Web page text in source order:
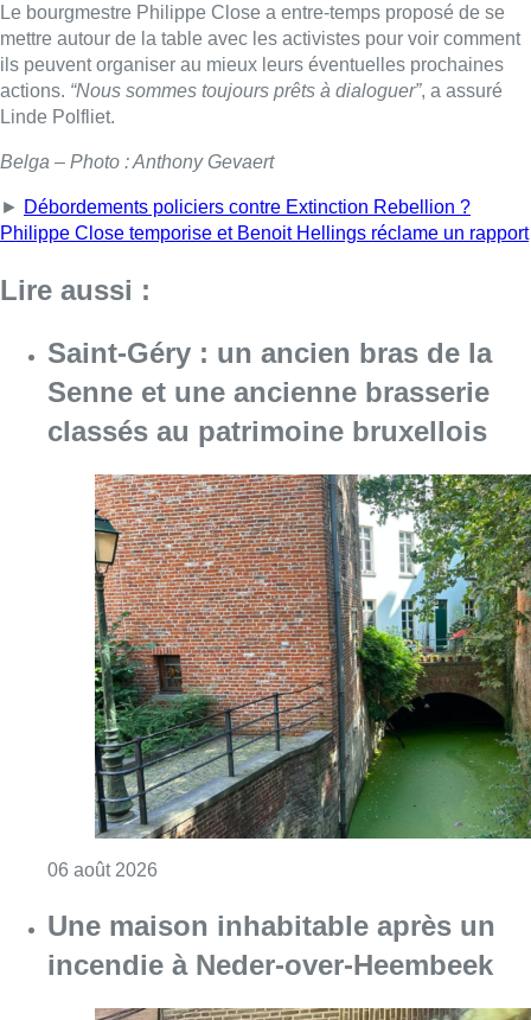
Le bourgmestre Philippe Close a entre-temps proposé de se
mettre autour de la table avec les activistes pour voir comment
ils peuvent organiser au mieux leurs éventuelles prochaines
actions. “Nous sommes toujours prêts à dialoguer”, a assuré
Linde Polfliet.
Belga – Photo : Anthony Gevaert
► Débordements policiers contre Extinction Rebellion ?
Philippe Close temporise et Benoit Hellings réclame un rapport
Lire aussi :
Saint-Géry : un ancien bras de la
Senne et une ancienne brasserie
classés au patrimoine bruxellois
06 août 2026
Une maison inhabitable après un
incendie à Neder-over-Heembeek